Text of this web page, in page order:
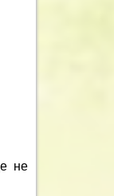
не